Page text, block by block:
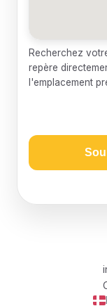
Recherchez
repère
l'emplacement